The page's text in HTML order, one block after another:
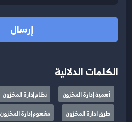
إرسال
الكلمات الدلالية
أهمية إدارة المخزون نظام إدارة المخزون
طرق ادارة المخزون
مفهوم إدارة المخزون